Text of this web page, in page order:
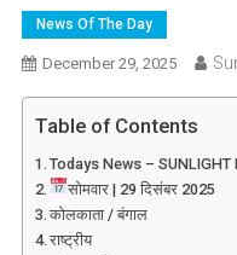
News Of The Day
December 29, 2025
Table of Contents
Todays News – SUNLIGHT
सोमवार | 29 दिसंबर 2025
कोलकाता / बंगाल
राष्ट्रीय